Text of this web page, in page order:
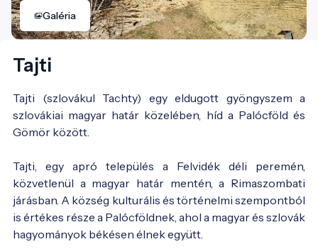
Galéria
Tajti
Tajti (szlovákul Tachty) egy eldugott gyöngyszem a
szlovákiai magyar határ közelében, híd a Palócföld és
Gömör között.
Tajti, egy apró település a Felvidék déli peremén,
közvetlenül a magyar határ mentén, a Rimaszombati
járásban. A község kulturális és történelmi szempontból
is értékes része a Palócföldnek, ahol a magyar és szlovák
hagyományok békésen élnek együtt.